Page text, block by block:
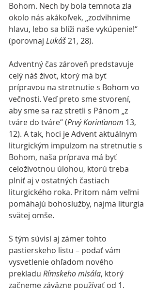
Bohom. Nech by bola temnota zla
okolo nás akákoľvek, „zodvihnime
hlavu, lebo sa blíži naše vykúpenie!“
(porovnaj Lukáš 21, 28).
Adventný čas zároveň predstavuje
celý náš život, ktorý má byť
prípravou na stretnutie s Bohom vo
večnosti. Veď preto sme stvorení,
aby sme sa raz stretli s Pánom „z
tváre do tváre“ (Prvý Korinťanom 13,
12). A tak, hoci je Advent aktuálnym
liturgickým impulzom na stretnutie s
Bohom, naša príprava má byť
celoživotnou úlohou, ktorú treba
plniť aj v ostatných častiach
liturgického roka. Pritom nám veľmi
pomáhajú bohoslužby, najmä liturgia
svätej omše.
S tým súvisí aj zámer tohto
pastierskeho listu – podať vám
vysvetlenie ohľadom nového
prekladu Rímskeho misála, ktorý
začneme záväzne používať od 1.